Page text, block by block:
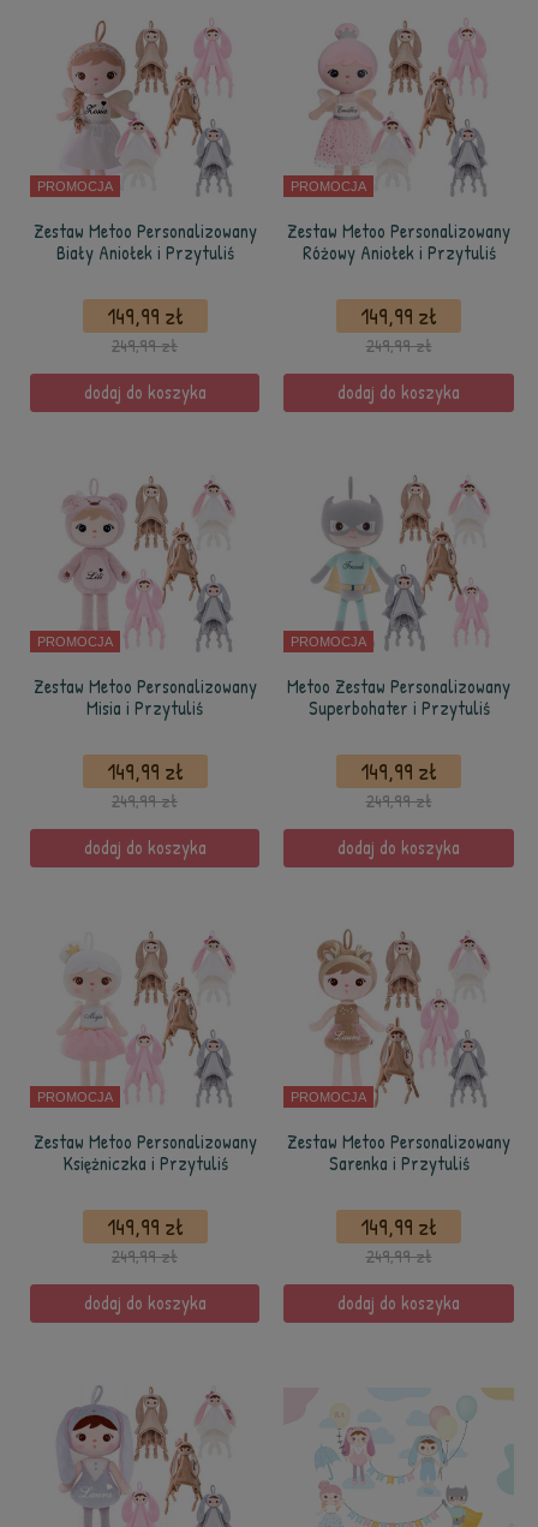
PROMOCJA
Zestaw Metoo Personalizowany
Biały Aniołek i Przytuliś
149,99 zł
249,99 zł
dodaj do koszyka
PROMOCJA
Zestaw Metoo Personalizowany
Różowy Aniołek i Przytuliś
149,99 zł
249,99 zł
dodaj do koszyka
PROMOCJA
Zestaw Metoo Personalizowany
Misia i Przytuliś
149,99 zł
249,99 zł
dodaj do koszyka
PROMOCJA
Metoo Zestaw Personalizowany
Superbohater i Przytuliś
149,99 zł
249,99 zł
dodaj do koszyka
PROMOCJA
Zestaw Metoo Personalizowany
Księżniczka i Przytuliś
149,99 zł
249,99 zł
dodaj do koszyka
PROMOCJA
Zestaw Metoo Personalizowany
Sarenka i Przytuliś
149,99 zł
249,99 zł
dodaj do koszyka